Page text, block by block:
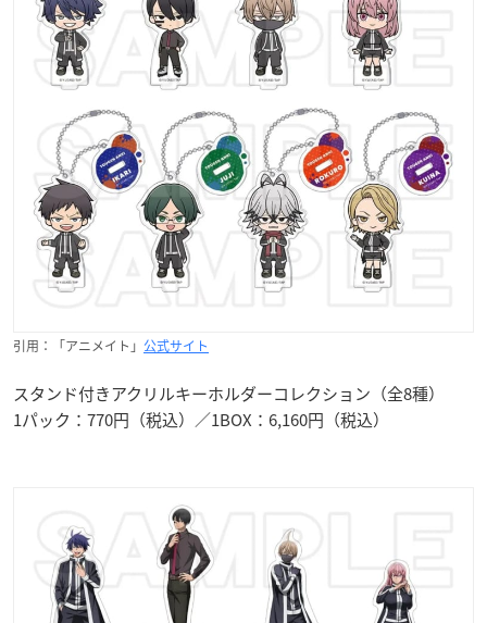
引用：「アニメイト」 公式サイト
スタンド付きアクリルキーホルダーコレクション（全8種）
1パック：770円（税込）／1BOX：6,160円（税込）